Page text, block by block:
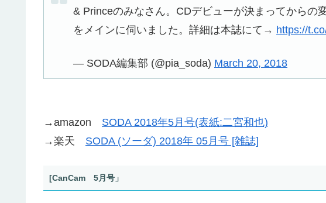
& Princeのみなさん。CDデビューが決まってからの
をメインに伺いました。詳細は本誌にて→ https://
— SODA編集部 (@pia_soda) March 20, 2018
→amazon SODA 2018年5月号(表紙:二宮和也)
→楽天 SODA (ソーダ) 2018年 05月号 [雑誌]
[CanCam 5月号」